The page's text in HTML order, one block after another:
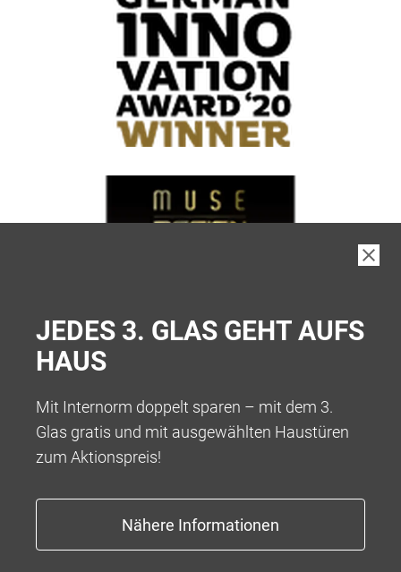
JEDES 3. GLAS GEHT AUFS
HAUS
Mit Internorm doppelt sparen – mit dem 3.
Glas gratis und mit ausgewählten Haustüren
zum Aktionspreis!